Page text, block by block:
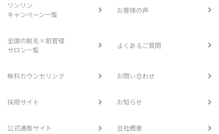
リンリン
キャンペーン一覧
お客様の声
全国の脱毛×肌管理
サロン一覧
よくあるご質問
無料カウンセリング お問い合わせ
採用サイト お知らせ
公式通販サイト 会社概要